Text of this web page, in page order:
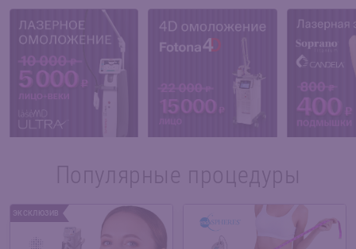
Популярные процедуры
ЭКСКЛЮЗИВ